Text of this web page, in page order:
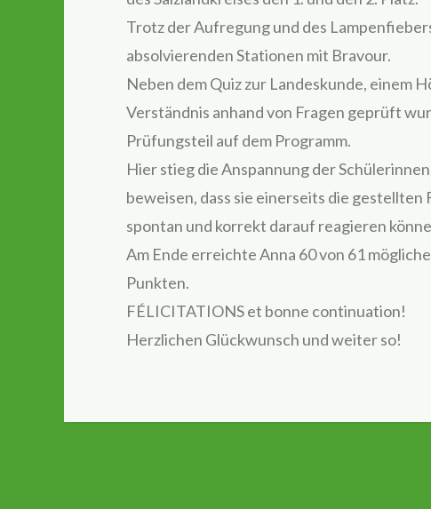
Trotz der Aufregung und des
absolvierenden Stationen mit Bravour.
Neben dem Quiz zur Landeskunde, einem
Verständnis anhand von Fragen geprüft
Prüfungsteil auf dem Programm.
Hier stieg die Anspannung der
beweisen, dass sie einerseits die
spontan und korrekt darauf reagieren
Am Ende erreichte Anna 60 von 61
Punkten.
FÉLICITATIONS et bonne continuation!
Herzlichen Glückwunsch und weiter so!